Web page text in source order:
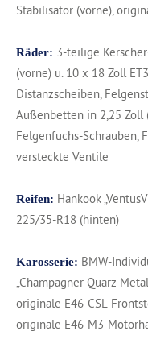
Stabilisator (vorne),
Räder: 3-teilige
(vorne) u. 10 x 18 Zoll
Distanzscheiben,
Außenbetten in 2,25 Zoll
Felgenfuchs-Schrauben,
versteckte Ventile
Reifen: Hankook
225/35-R18 (hinten)
Karosserie: BMW-
„Champagner Quarz
originale E46-CSL-
originale E46-M3-